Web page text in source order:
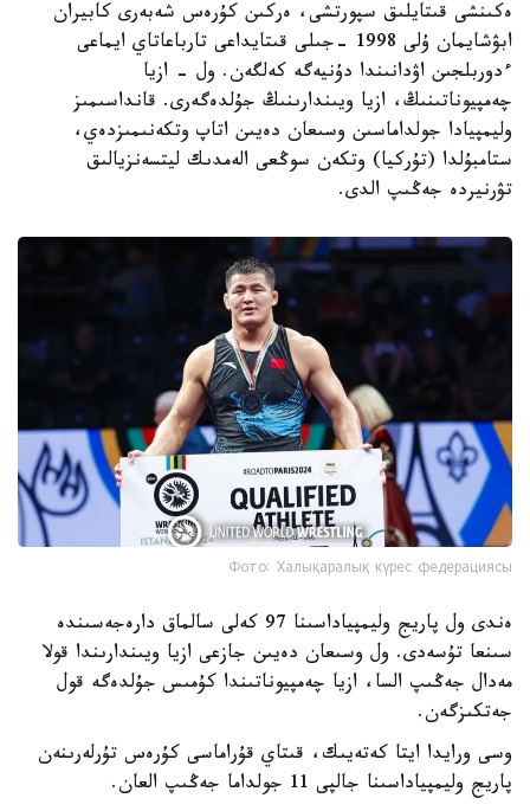
ەكىنشى قىتايلىق سپورتشى، ەركىن كۇرەس شەبەرى كابيران
ابۋشايمان ۇلى 1998 -جىلى قىتايداعى تارباعاتاي ايماعى
ءدوربلجىن اۋدانىندا دۇنيەگە كەلگەن. ول - ازيا
چەمپيوناتىنىڭ، ازيا ويىندارىنىڭ جۇلدەگەرى. قانداسىمىز
وليمپيادا جولداماسىن وسىعان دەيىن اتاپ وتكەنىمىزدەي،
ستامبۇلدا (تۇركيا) وتكەن سوڭعى الەمدىك ليتسەنزيالىق
تۋرنيردە جەڭىپ الدى.
Фото: Халықаралық күрес федерациясы
ەندى ول پاريج وليمپياداسىنا 97 كەلى سالماق دارەجەسىندە
سىنعا تۇسەدى. ول وسىعان دەيىن جازعى ازيا ويىندارىندا قولا
مەدال جەڭىپ السا، ازيا چەمپيوناتىندا كۇمىس جۇلدەگە قول
جەتكىزگەن.
وسى ورايدا ايتا كەتەيىك، قىتاي قۇراماسى كۇرەس تۇرلەرىنەن
پاريج وليمپياداسىنا جالپى 11 جولداما جەڭىپ العان.